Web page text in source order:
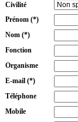
Civilité
Prénom (*)
Nom (*)
Fonction
Organisme
E-mail (*)
Téléphone
Mobile